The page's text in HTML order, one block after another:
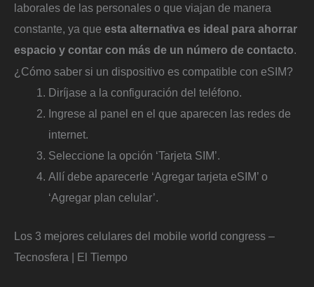
laborales de las personales o que viajan de manera
constante, ya que esta alternativa es ideal para ahorrar
espacio y contar con más de un número de contacto.
¿Cómo saber si un dispositivo es compatible con eSIM?
Diríjase a la configuración del teléfono.
Ingrese al panel en el que aparecen las redes de
internet.
Seleccione la opción ‘Tarjeta SIM’.
Allí debe aparecerle ‘Agregar tarjeta eSIM’ o
‘Agregar plan celular’.
Los 3 mejores celulares del mobile world congress –
Tecnosfera | El Tiempo